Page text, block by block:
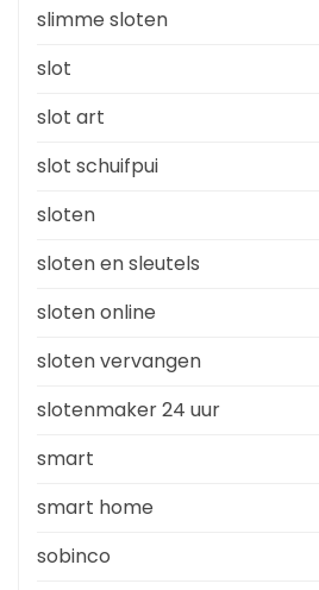
slimme sloten
slot
slot art
slot schuifpui
sloten
sloten en sleutels
sloten online
sloten vervangen
slotenmaker 24 uur
smart
smart home
sobinco